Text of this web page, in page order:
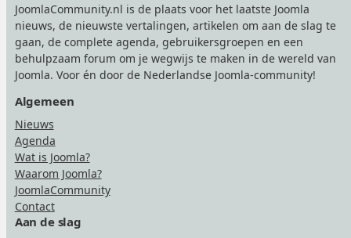
d
e
JoomlaCommunity.nl is de plaats voor het laatste Joomla
nieuws, de nieuwste vertalingen, artikelen om aan de slag te
gaan, de complete agenda, gebruikersgroepen en een
behulpzaam forum om je wegwijs te maken in de wereld van
Joomla. Voor én door de Nederlandse Joomla-community!
Algemeen
Nieuws
Agenda
Wat is Joomla?
Waarom Joomla?
JoomlaCommunity
Contact
Aan de slag